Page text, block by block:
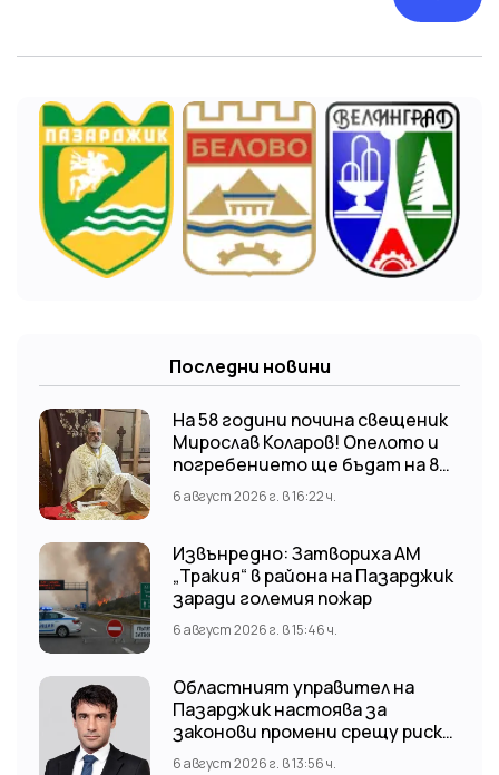
Последни новини
На 58 години почина свещеник
Мирослав Коларов! Опелото и
погребението ще бъдат на 8
август (събота) от 11:00 часа в
храм “Св. Св. Козма и Дамян”, гр.
6 август 2026 г. в 16:22 ч.
Извънредно: Затвориха АМ
„Тракия“ в района на Пазарджик
заради големия пожар
6 август 2026 г. в 15:46 ч.
Областният управител на
Пазарджик настоява за
законови промени срещу риска
от наводнения
6 август 2026 г. в 13:56 ч.